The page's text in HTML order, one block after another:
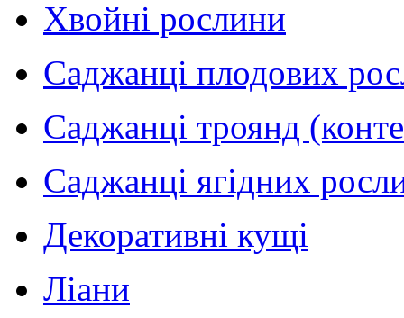
Хвойні рослини
Саджанці плодових
Саджанці троянд
Саджанці ягідних
Декоративні кущі
Ліани